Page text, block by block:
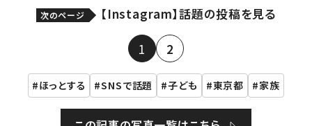
次のページ 【Instagram】話題の投稿を見る
1 2
ほっとする SNSで話題 子ども 東京都 家族